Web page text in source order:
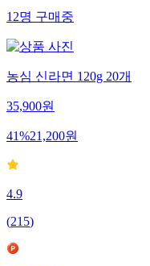
12명구매중
농심 신라면 120g 20개
35,900원
41%21,200원
4.9
(215)